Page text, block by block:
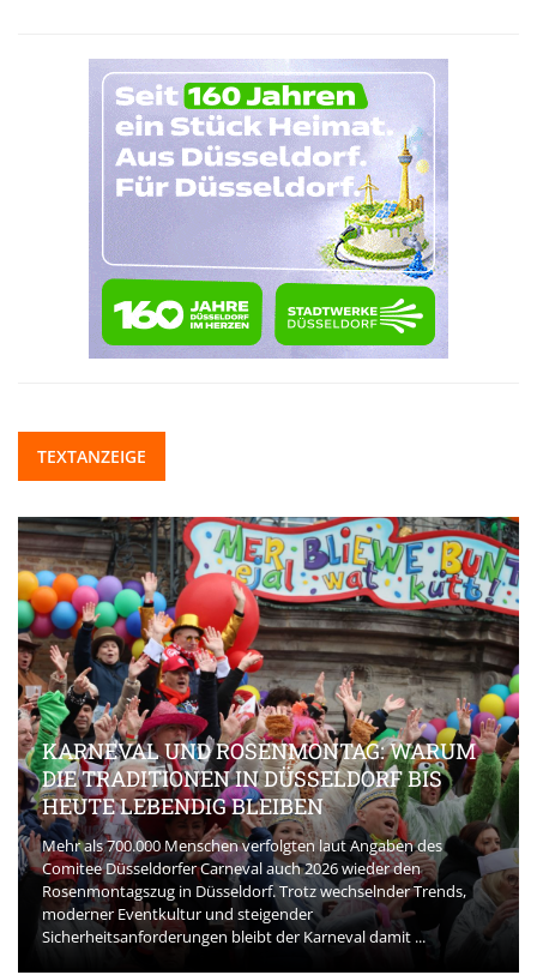
TEXTANZEIGE
KARNEVAL UND ROSENMONTAG: WARUM
DIE TRADITIONEN IN DÜSSELDORF BIS
HEUTE LEBENDIG BLEIBEN
Mehr als 700.000 Menschen verfolgten laut Angaben des
Comitee Düsseldorfer Carneval auch 2026 wieder den
Rosenmontagszug in Düsseldorf. Trotz wechselnder Trends,
moderner Eventkultur und steigender
Sicherheitsanforderungen bleibt der Karneval damit ...